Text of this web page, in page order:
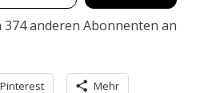
374 anderen Abonnenten an
Pinterest Mehr